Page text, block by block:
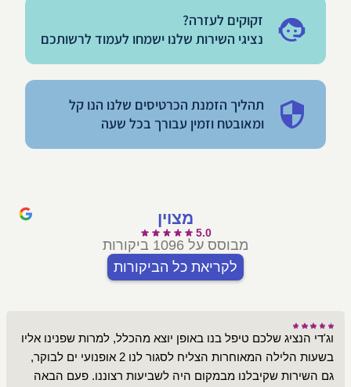
זקוקים לעזרה?
נציגי השירות שלנו ישמחו לעמוד לרשותכם
תהליך הזמנת הכרטיסים שלנו הנו קל
ומאובטח וזמין עבורך בכל שעה
מצוין
5.0
מבוסס על 1096 ביקורות
לקריאת כל הביקורות
וג'די הנציג שלכם טיפל בנו באופן יוצא מהכלל, למרות שפנינו אליו
בשעות הלילה המאוחרות הצליח לסגור לנו 2 אופנועי ים לבוקר,
גם השירות שקיבלנו מבמקום היה לשביעות רצוננו. פעם הבאה